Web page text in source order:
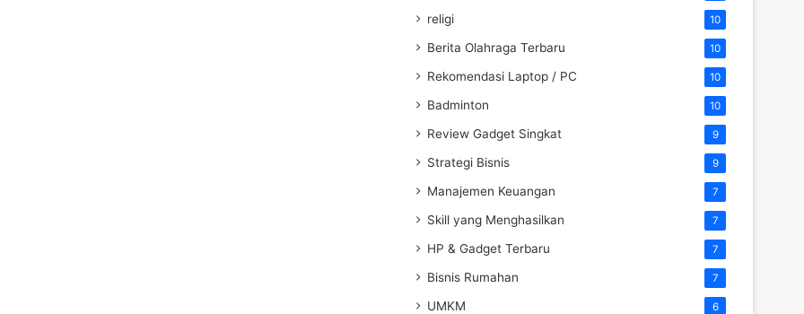
religi 10
Berita Olahraga Terbaru 10
Rekomendasi Laptop / PC 10
Badminton 10
Review Gadget Singkat 9
Strategi Bisnis 9
Manajemen Keuangan 7
Skill yang Menghasilkan 7
HP & Gadget Terbaru 7
Bisnis Rumahan 7
UMKM 6